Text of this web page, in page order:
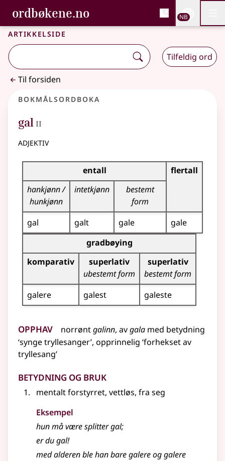
Gå til hovedinnhold
Tilgjengelighet
ordbøkene.no, Bokmålsordboka og
Bokmålsordboka og Nynorskordboka
NB
Artikkelside
Tilfeldig ord
Til forsiden
Bokmålsordboka
gal 2
II
adjektiv
Bøyingstabell for dette adjektivet
entall
flertall
hankjønn /
hunkjønn
intetkjønn
bestemt
form
gal
galt gale
gale
Bøyingstabell for dette adjektivet (gradbøying)
gradbøying
komparativ
superlativ
ubestemt form
superlativ
bestemt form
galere
galest galeste
Opphav norrøntgalinn, avgala med betydning
‘synge tryllesanger’, opprinnelig ‘forhekset av
tryllesang’
Betydning og bruk
mentalt forstyrret, vettløs, fra seg
Eksempel
hun må være splitter gal;
er dugal!
med alderen ble han bare galere og galere